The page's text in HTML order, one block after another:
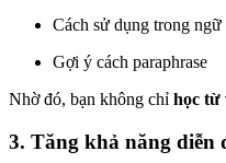
Cách sử dụng trong ngữ
Gợi ý cách paraphrase
Nhờ đó, bạn không chỉ học từ
3. Tăng khả năng diễn